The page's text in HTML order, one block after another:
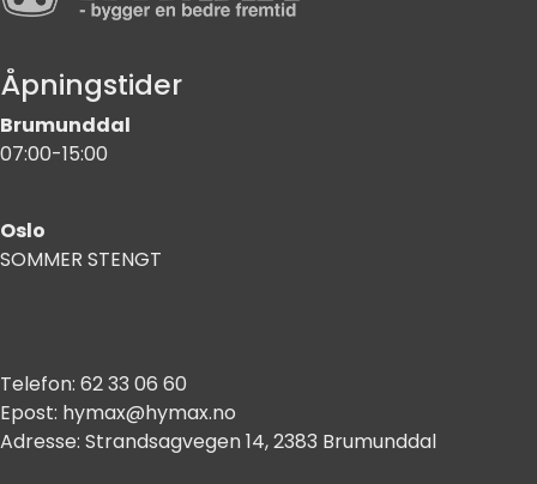
Åpningstider
Brumunddal
07:00-15:00
Oslo
SOMMER STENGT
Telefon: 62 33 06 60
Epost: hymax@hymax.no
Adresse: Strandsagvegen 14, 2383 Brumunddal